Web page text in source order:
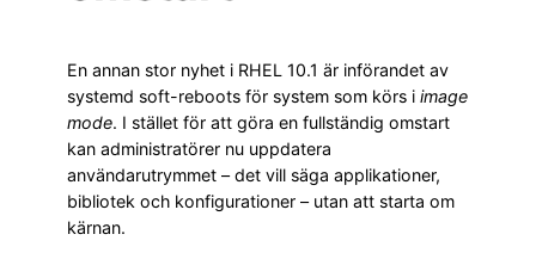
En annan stor nyhet i RHEL 10.1 är införandet av
systemd soft-reboots för system som körs i image
mode. I stället för att göra en fullständig omstart
kan administratörer nu uppdatera
användarutrymmet – det vill säga applikationer,
bibliotek och konfigurationer – utan att starta om
kärnan.